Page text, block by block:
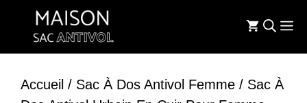
contenu
Accueil / Sac À Dos Antivol Femme / Sac À